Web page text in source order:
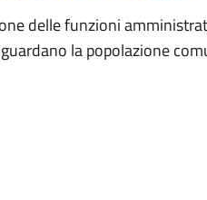
delle funzioni
la popolazione